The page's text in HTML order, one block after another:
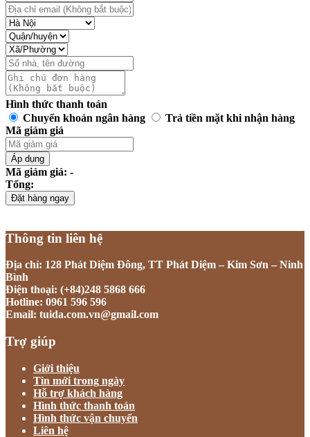
Hình thức thanh toán
Chuyển khoản ngân hàng
Trả tiền mặt khi nhận hàng
Mã giảm giá
Áp dụng
Mã giảm giá: -
Tổng:
Đặt hàng ngay
Thông tin liên hệ
Địa chỉ: 128 Phát Diệm Đông, TT Phát Diệm – Kim Sơn – Ninh
Bình
Điện thoại: (+84)248 5868 666
Hotline: 0961 596 596
Email: tuida.com.vn@gmail.com
Trợ giúp
Giới thiệu
Tin mới trong ngày
Hỗ trợ khách hàng
Hình thức thanh toán
Hình thức vận chuyển
Liên hệ